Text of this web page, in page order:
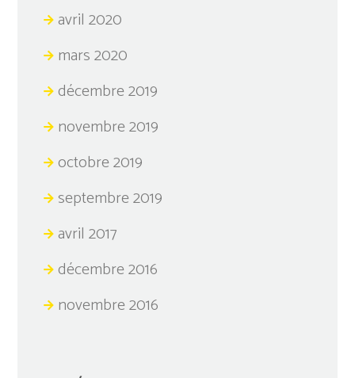
avril 2020
mars 2020
décembre 2019
novembre 2019
octobre 2019
septembre 2019
avril 2017
décembre 2016
novembre 2016